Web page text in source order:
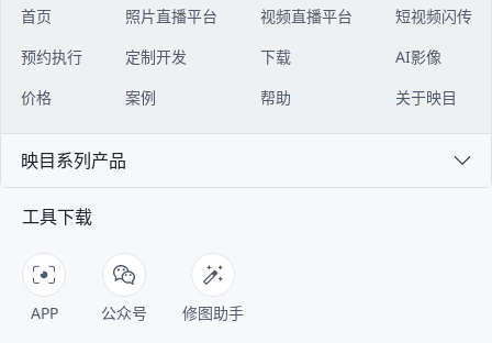
首页
预约执行
价格
照片直播平台
定制开发
案例
视频直播平台
下载
帮助
短视频闪传
AI影像
关于映目
映目系列产品
工具下载
APP 公众号 修图助手